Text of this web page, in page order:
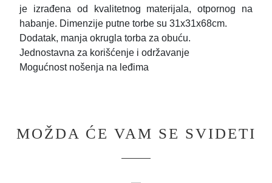
je izrađena od kvalitetnog materijala, otpornog na
habanje. Dimenzije putne torbe su 31x31x68cm.
Dodatak, manja okrugla torba za obuću.
Jednostavna za korišćenje i održavanje
Mogućnost nošenja na leđima
MOŽDA ĆE VAM SE SVIDETI